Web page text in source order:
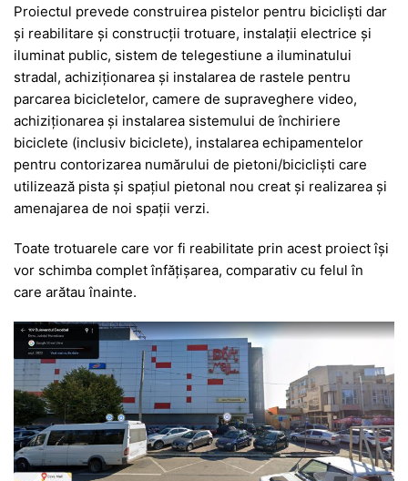
Proiectul prevede construirea pistelor pentru biciclişti dar
și reabilitare și construcţii trotuare, instalații electrice și
iluminat public, sistem de telegestiune a iluminatului
stradal, achiziţionarea şi instalarea de rastele pentru
parcarea bicicletelor, camere de supraveghere video,
achiziţionarea şi instalarea sistemului de închiriere
biciclete (inclusiv biciclete), instalarea echipamentelor
pentru contorizarea numărului de pietoni/biciclişti care
utilizează pista şi spaţiul pietonal nou creat și realizarea și
amenajarea de noi spații verzi.
Toate trotuarele care vor fi reabilitate prin acest proiect își
vor schimba complet înfățișarea, comparativ cu felul în
care arătau înainte.